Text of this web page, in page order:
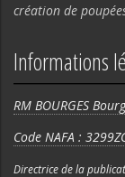
création de
Informations
RM BOURGES
Code NAFA :
Directrice de la